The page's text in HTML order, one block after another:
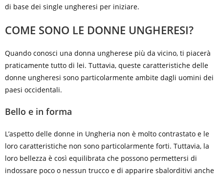
di base dei single ungheresi per iniziare.
COME SONO LE DONNE UNGHERESI?
Quando conosci una donna ungherese più da vicino, ti piacerà
praticamente tutto di lei. Tuttavia, queste caratteristiche delle
donne ungheresi sono particolarmente ambite dagli uomini dei
paesi occidentali.
Bello e in forma
L’aspetto delle donne in Ungheria non è molto contrastato e le
loro caratteristiche non sono particolarmente forti. Tuttavia, la
loro bellezza è così equilibrata che possono permettersi di
indossare poco o nessun trucco e di apparire sbalorditivi anche